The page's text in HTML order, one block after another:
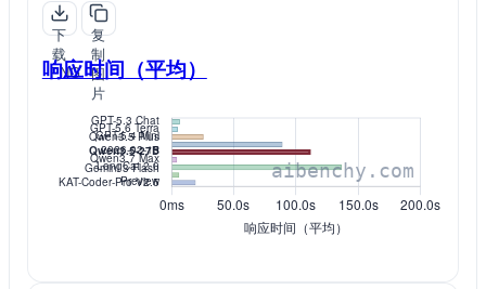
下
载
PNG
复
制
图
片
响应时间（平均）